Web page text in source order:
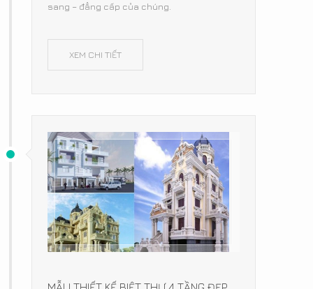
sang – đẳng cấp của chúng.
XEM CHI TIẾT